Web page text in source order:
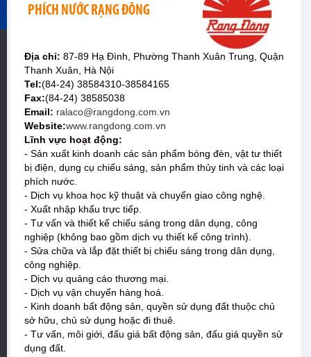
PHÍCH NƯỚC RẠNG ĐÔNG
Địa chỉ: 87-89 Hạ Đình, Phường Thanh Xuân Trung, Quận
Thanh Xuân, Hà Nội
Tel:(84-24) 38584310-38584165
Fax:(84-24) 38585038
Email: ralaco@rangdong.com.vn
Website:www.rangdong.com.vn
Lĩnh vực hoạt động:
- Sản xuất kinh doanh các sản phẩm bóng đèn, vật tư thiết
bị điện, dụng cụ chiếu sáng, sản phẩm thủy tinh và các loại
phích nước.
- Dịch vụ khoa học kỹ thuật và chuyển giao công nghệ.
- Xuất nhập khẩu trực tiếp.
- Tư vấn và thiết kế chiếu sáng trong dân dụng, công
nghiệp (không bao gồm dịch vụ thiết kế công trình).
- Sửa chữa và lắp đặt thiết bị chiếu sáng trong dân dụng,
công nghiệp.
- Dịch vụ quảng cáo thương mại.
- Dịch vụ vận chuyển hàng hoá.
- Kinh doanh bất động sản, quyền sử dụng đất thuộc chủ
sở hữu, chủ sử dụng hoặc đi thuê.
- Tư vấn, môi giới, đấu giá bất động sản, đấu giá quyền sử
dụng đất.